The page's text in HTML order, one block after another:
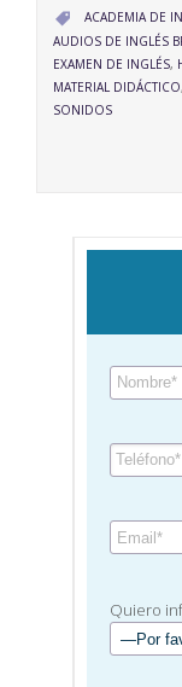
 CATEGORY
ACADEMIA DE
AUDIOS DE INGLÉS
EXAMEN DE INGLÉS,
MATERIAL DIDÁCTICO
SONIDOS
Quiero